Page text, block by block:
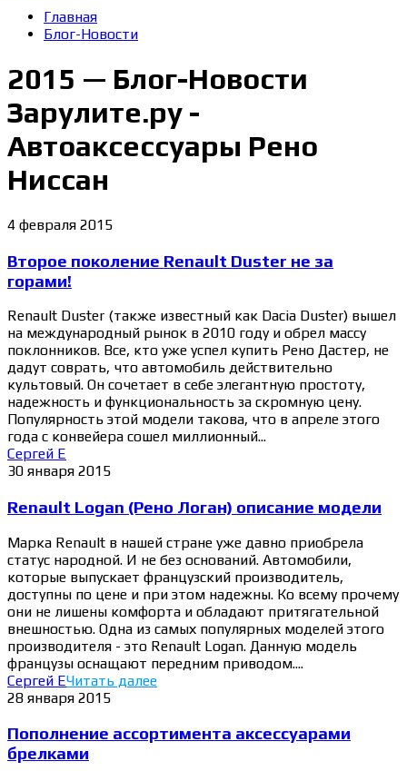
Главная
Блог-Новости
2015 — Блог-Новости
Зарулите.ру -
Автоаксессуары Рено
Ниссан
4 февраля 2015
Второе поколение Renault Duster не за
горами!
Renault Duster (также известный как Dacia Duster) вышел
на международный рынок в 2010 году и обрел массу
поклонников. Все, кто уже успел купить Рено Дастер, не
дадут соврать, что автомобиль действительно
культовый. Он сочетает в себе элегантную простоту,
надежность и функциональность за скромную цену.
Популярность этой модели такова, что в апреле этого
года с конвейера сошел миллионный...
Сергей Е
30 января 2015
Renault Logan (Рено Логан) описание модели
Марка Renault в нашей стране уже давно приобрела
статус народной. И не без оснований. Автомобили,
которые выпускает французский производитель,
доступны по цене и при этом надежны. Ко всему прочему
они не лишены комфорта и обладают притягательной
внешностью. Одна из самых популярных моделей этого
производителя - это Renault Logan. Данную модель
французы оснащают передним приводом....
Сергей ЕЧитать далее
28 января 2015
Пополнение ассортимента аксессуарами
брелками